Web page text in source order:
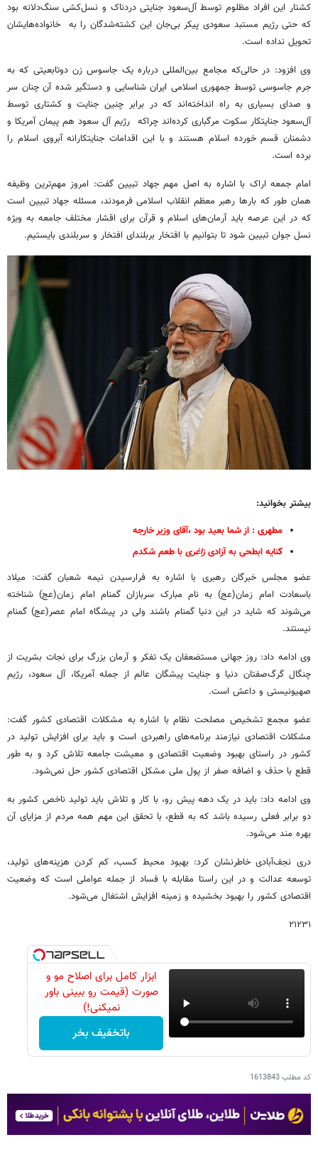
کشتار این افراد مظلوم توسط آل‌سعود جنایتی دردناک و نسل‌کشی سنگ‌دلانه بود
که حتی رژیم مستبد سعودی پیکر بی‌جان این کشته‌شدگان را به خانواده‌هایشان
تحویل نداده است.
وی افزود: در حالی‌که مجامع بین‌المللی درباره یک جاسوس زن دوتابعیتی که به
جرم جاسوسی توسط جمهوری اسلامی ایران شناسایی و دستگیر شده آن‌ چنان سر
و صدای بسیاری به راه انداخته‌اند که در برابر چنین جنایت و کشتاری توسط
آل‌سعود جنایتکار سکوت مرگباری کرده‌اند چراکه رژیم آل سعود هم پیمان آمریکا و
دشمنان قسم خورده اسلام هستند و با این اقدامات جنایتکارانه آبروی اسلام را
برده است.
امام جمعه اراک با اشاره به اصل مهم جهاد تبیین گفت: امروز مهم‌ترین وظیفه
همان طور که بارها رهبر معظم انقلاب اسلامی فرمودند، مسئله جهاد تبیین است
که در این عرصه باید آرمان‌های اسلام و قرآن برای اقشار مختلف جامعه به ویژه
نسل جوان تبیین شود تا بتوانیم با افتخار بربلندای افتخار و سربلندی بایستیم.
بیشتر بخوانید:
مطهری : از شما بعید بود ،آقای وزیر خارجه
کنایه ابطحی به آزادیزاغری با طعم شکدم
عضو مجلس خبرگان رهبری با اشاره به فرارسیدن نیمه شعبان گفت: میلاد
باسعادت امام زمان(عج) به نام مبارک سربازان گمنام امام زمان(عج) شناخته
می‌شوند که شاید در این دنیا گمنام باشند ولی در پیشگاه امام عصر(عج) گمنام
نیستند.
وی ادامه داد: روز جهانی مستضعفان یک تفکر و آرمان بزرگ برای نجات بشریت از
چنگال گرگ‌صفتان دنیا و جنایت‌ پیشگان عالم از جمله آمریکا، آل سعود، رژیم
صهیونیستی و داعش است.
عضو مجمع تشخیص مصلحت نظام با اشاره به مشکلات اقتصادی کشور گفت:
مشکلات اقتصادی نیازمند برنامه‌های راهبردی است و باید برای افزایش تولید در
کشور در راستای بهبود وضعیت اقتصادی و معیشت جامعه تلاش کرد و به طور
قطع با حذف و اضافه صفر از پول ملی مشکل اقتصادی کشور حل نمی‌شود.
وی ادامه داد: باید در یک دهه پیش رو، با کار و تلاش باید تولید ناخص کشور به
دو برابر فعلی رسیده باشد که به قطع، با تحقق این مهم همه مردم از مزایای آن
بهره مند می‌شود.
دری نجف‌آبادی خاطرنشان کرد: بهبود محیط کسب، کم کردن هزینه‌های تولید،
توسعه عدالت و در این راستا مقابله با فساد از جمله عواملی است که وضعیت
اقتصادی کشور را بهبود بخشیده و زمینه افزایش اشتغال می‌شود.
۲۱۲۳۱
ابزار کامل برای اصلاح مو و
صورت (قیمت رو ببینی باور
نمیکنی!)
باتخفیف بخر
کد مطلب1613843